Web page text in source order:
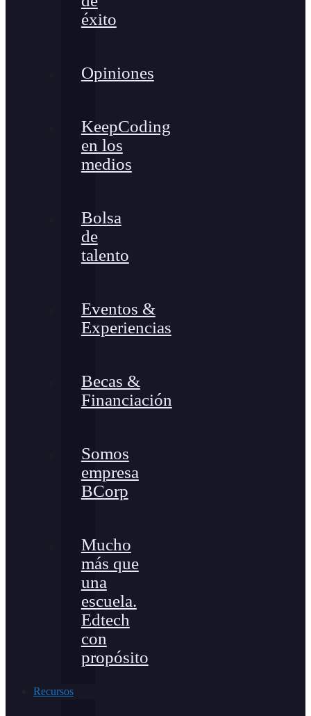
éxito
Opiniones
KeepCoding
en los
medios
Bolsa
de
talento
Eventos &
Experiencias
Becas &
Financiación
Somos
empresa
BCorp
Mucho
más que
una
escuela.
Edtech
con
propósito
Recursos